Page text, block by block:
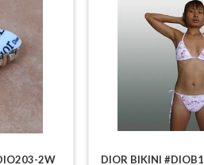
2W
DIOR BIKINI #DIOB1